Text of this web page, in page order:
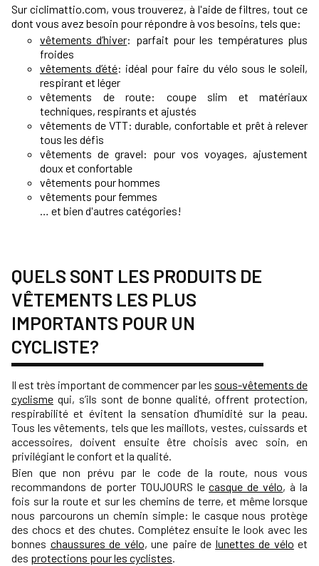
Sur ciclimattio.com, vous trouverez, à l'aide de filtres, tout ce
dont vous avez besoin pour répondre à vos besoins, tels que:
vêtements d’hiver: parfait pour les températures plus
froides
vêtements d’été: idéal pour faire du vélo sous le soleil,
respirant et léger
vêtements de route: coupe slim et matériaux
techniques, respirants et ajustés
vêtements de VTT: durable, confortable et prêt à relever
tous les défis
vêtements de gravel: pour vos voyages, ajustement
doux et confortable
vêtements pour hommes
vêtements pour femmes
… et bien d'autres catégories!
QUELS SONT LES PRODUITS DE
VÊTEMENTS LES PLUS
IMPORTANTS POUR UN
CYCLISTE?
Il est très important de commencer par les sous-vêtements de
cyclisme qui, s’ils sont de bonne qualité, offrent protection,
respirabilité et évitent la sensation d’humidité sur la peau.
Tous les vêtements, tels que les maillots, vestes, cuissards et
accessoires, doivent ensuite être choisis avec soin, en
privilégiant le confort et la qualité.
Bien que non prévu par le code de la route, nous vous
recommandons de porter TOUJOURS lecasque de vélo, à la
fois sur la route et sur les chemins de terre, et même lorsque
nous parcourons un chemin simple: le casque nous protège
des chocs et des chutes. Complétez ensuite le look avec les
bonnes chaussures de vélo, une paire de lunettes de vélo et
des protections pour les cyclistes.